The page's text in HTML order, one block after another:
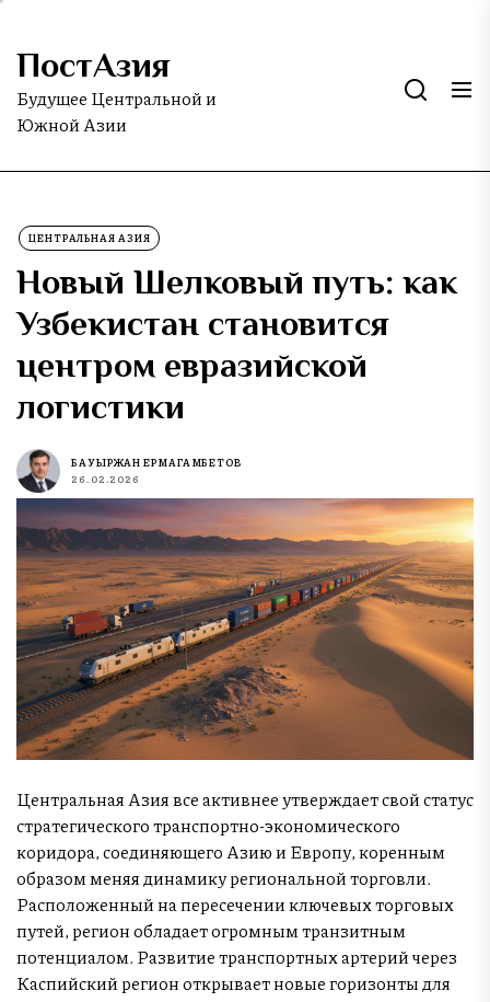
Skip
the
content
ПостАзия
Будущее Центральной и
Южной Азии
ЦЕНТРАЛЬНАЯ АЗИЯ
Новый Шелковый путь: как
Узбекистан становится
центром евразийской
логистики
БАУЫРЖАН ЕРМАГАМБЕТОВ
26.02.2026
Центральная Азия все активнее утверждает свой статус
стратегического транспортно-экономического
коридора, соединяющего Азию и Европу, коренным
образом меняя динамику региональной торговли.
Расположенный на пересечении ключевых торговых
путей, регион обладает огромным транзитным
потенциалом. Развитие транспортных артерий через
Каспийский регион открывает новые горизонты для